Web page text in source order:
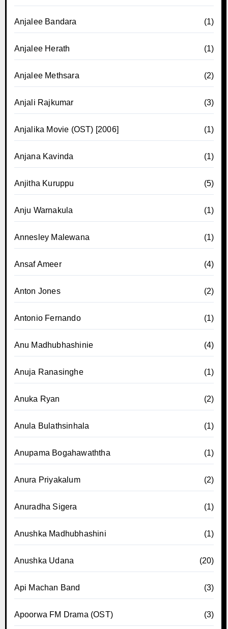
Anjalee Bandara (1)
Anjalee Herath (1)
Anjalee Methsara (2)
Anjali Rajkumar (3)
Anjalika Movie (OST) [2006] (1)
Anjana Kavinda (1)
Anjitha Kuruppu (5)
Anju Warnakula (1)
Annesley Malewana (1)
Ansaf Ameer (4)
Anton Jones (2)
Antonio Fernando (1)
Anu Madhubhashinie (4)
Anuja Ranasinghe (1)
Anuka Ryan (2)
Anula Bulathsinhala (1)
Anupama Bogahawaththa (1)
Anura Priyakalum (2)
Anuradha Sigera (1)
Anushka Madhubhashini (1)
Anushka Udana (20)
Api Machan Band (3)
Apoorwa FM Drama (OST) (3)